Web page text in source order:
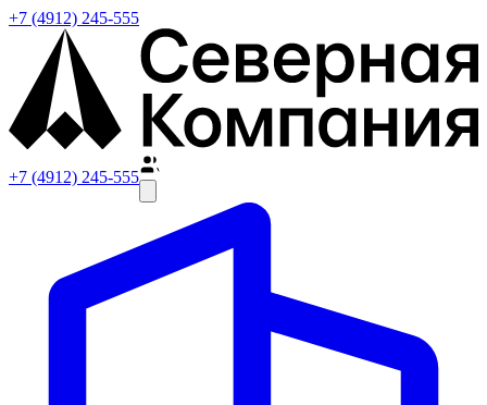
+7 (4912) 245-555
+7 (4912) 245-555